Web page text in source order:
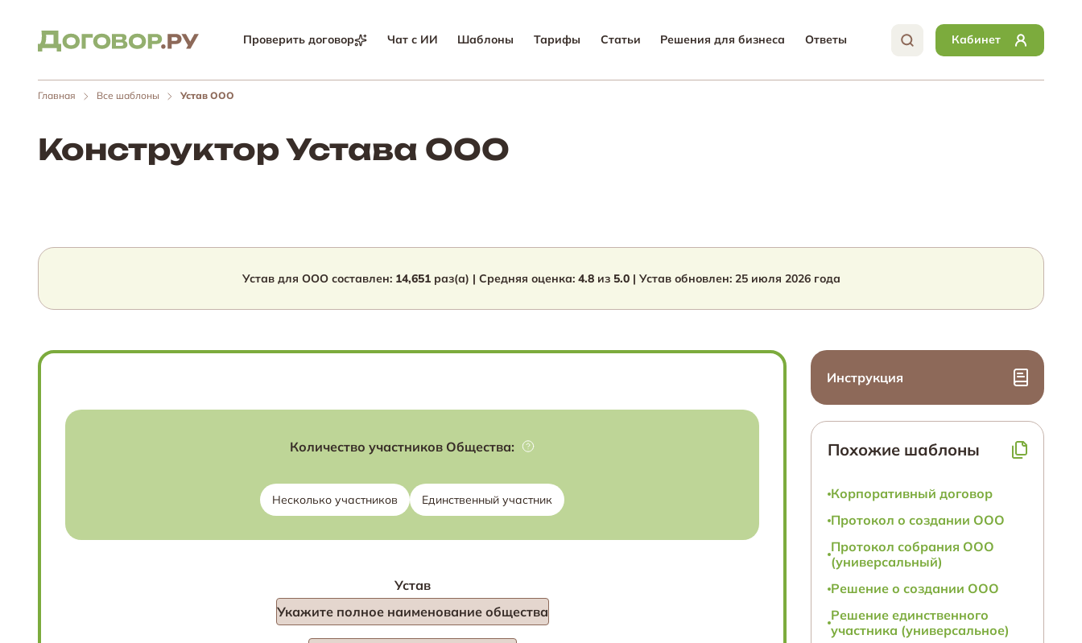
Проверить договор Чат с ИИ Шаблоны Тарифы Статьи Решения для бизнеса Ответы Кабинет
Главная Все шаблоны Устав ООО
Конструктор Устава ООО
Устав для ООО составлен: 14,651раз(а) | Средняя оценка: 4.8из 5.0| Устав обновлен: 25 июля 2026года
Инструкция
Похожие шаблоны
Корпоративный договор
Протокол о создании ООО
Протокол собрания ООО
(универсальный)
Решение о создании ООО
Решение единственного
участника (универсальное)
Количество участников Общества:
Несколько участников Единственный участник
Устав
Укажите полное наименование общества